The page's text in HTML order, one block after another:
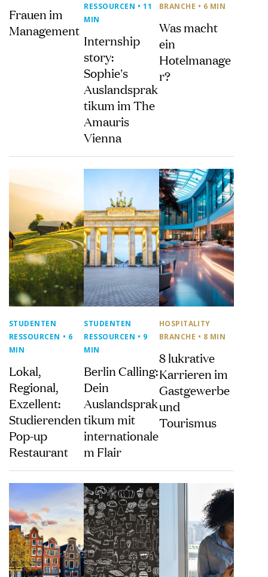
Frauen im
Management
RESSOURCEN • 11
MIN
Internship
story:
Sophie's
Auslandsprak
tikum im The
Amauris
Vienna
BRANCHE • 6 MIN
Was macht
ein
Hotelmanage
r?
STUDENTEN
RESSOURCEN • 6
MIN
Lokal,
Regional,
Exzellent:
Studierenden
Pop-up
Restaurant
STUDENTEN
RESSOURCEN • 9
MIN
Berlin Calling:
Dein
Auslandsprak
tikum mit
internationale
m Flair
HOSPITALITY
BRANCHE • 8 MIN
8 lukrative
Karrieren im
Gastgewerbe
und
Tourismus